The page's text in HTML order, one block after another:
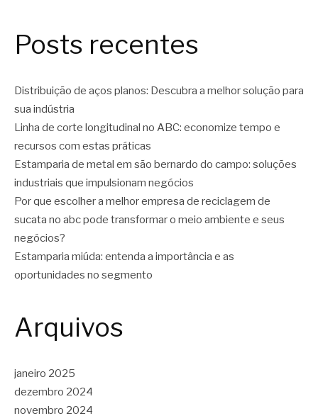
Posts recentes
Distribuição de aços planos: Descubra a melhor solução para
sua indústria
Linha de corte longitudinal no ABC: economize tempo e
recursos com estas práticas
Estamparia de metal em são bernardo do campo: soluções
industriais que impulsionam negócios
Por que escolher a melhor empresa de reciclagem de
sucata no abc pode transformar o meio ambiente e seus
negócios?
Estamparia miúda: entenda a importância e as
oportunidades no segmento
Arquivos
janeiro 2025
dezembro 2024
novembro 2024